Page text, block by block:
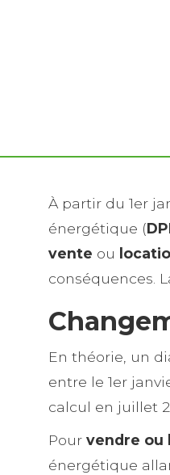
À partir du 1er
énergétique (
vente ou
conséquences.
En théorie, un
entre le 1er
calcul en juillet
Pour vendre ou
énergétique